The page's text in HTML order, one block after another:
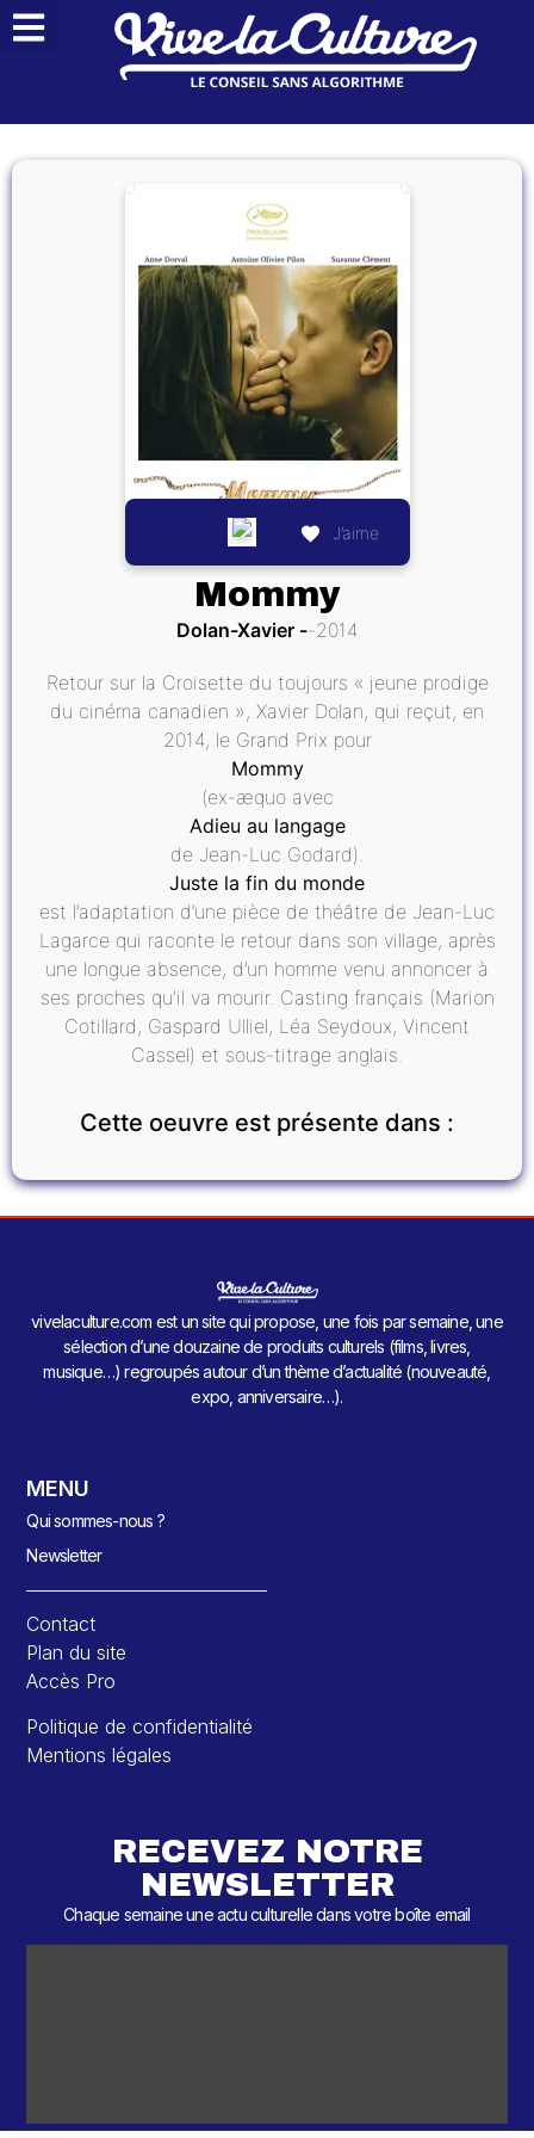
J’aime
Mommy
Dolan-Xavier 2014
Retour sur la Croisette du toujours « jeune prodige
du cinéma canadien », Xavier Dolan, qui reçut, en
2014, le Grand Prix pour
Mommy
(ex-æquo avec
Adieu au langage
de Jean-Luc Godard).
Juste la fin du monde
est l’adaptation d’une pièce de théâtre de Jean-Luc
Lagarce qui raconte le retour dans son village, après
une longue absence, d’un homme venu annoncer à
ses proches qu’il va mourir. Casting français (Marion
Cotillard, Gaspard Ulliel, Léa Seydoux, Vincent
Cassel) et sous-titrage anglais.
Cette oeuvre est présente dans :
vivelaculture.com est un site qui propose, une fois par semaine, une
sélection d’une douzaine de produits culturels (films, livres,
musique…) regroupés autour d’un thème d’actualité (nouveauté,
expo, anniversaire…).
MENU
Qui sommes-nous ?
Newsletter
Contact
Plan du site
Accès Pro
Politique de confidentialité
Mentions légales
RECEVEZ NOTRE
NEWSLETTER
Chaque semaine une actu culturelle dans votre boîte email